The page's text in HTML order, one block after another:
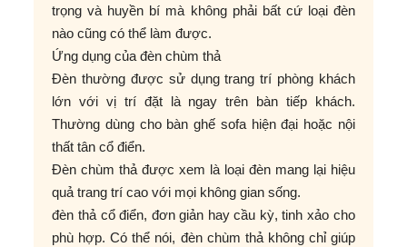
trọng và huyền bí mà không phải bất cứ loại đèn
nào cũng có thể làm được.
Ứng dụng của đèn chùm thả
Đèn thường được sử dụng trang trí phòng khách
lớn với vị trí đặt là ngay trên bàn tiếp khách.
Thường dùng cho bàn ghế sofa hiện đại hoặc nội
thất tân cổ điển.
Đèn chùm thả được xem là loại đèn mang lại hiệu
quả trang trí cao với mọi không gian sống.
đèn thả cổ điển, đơn giản hay cầu kỳ, tinh xảo cho
phù hợp. Có thể nói, đèn chùm thả không chỉ giúp